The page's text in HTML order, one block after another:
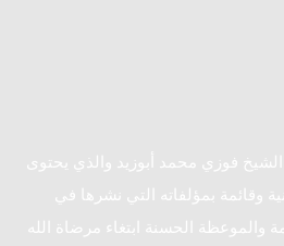
فوزي محمد أبوزيد والذي يحتوى
وقائمة بمؤلفاته التي نشرها في
والموعظة الحسنة ابتغاء مرضاة الله